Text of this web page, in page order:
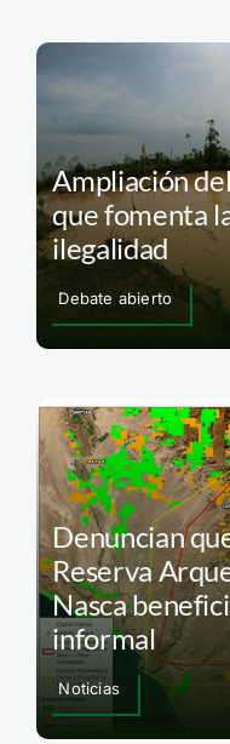
Ampliación
que fomenta
ilegalidad
Debate abierto
Denuncian
Reserva
Nasca
informal
Noticias